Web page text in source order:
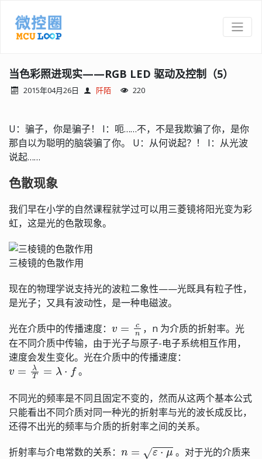
当色彩照进现实——RGB LED 驱动及控制（5）
2015年04月26日 阡陌 220
U：骗子，你是骗子！ I：呃……不，不是我欺骗了你，是你
那自以为聪明的脑袋骗了你。 U：从何说起？！ I：从光波
说起……
色散现象
我们早在小学的自然课程就学过可以用三菱镜将阳光变为彩
虹，这是光的色散现象。
三棱镜的色散作用
现在的物理学说支持光的波粒二象性——光既具有粒子性，
是光子；又具有波动性，是一种电磁波。
光在介质中的传播速度：
，n 为介质的折射率。光
在不同介质中传输，由于光子与原子-电子系统相互作用，
速度会发生变化。光在介质中的传播速度：
v=λT=λ⋅f
。
不同光的频率是不同且固定不变的，然而从这两个基本公式
只能看出不同介质对同一种光的折射率与光的波长成反比，
还得不出光的频率与介质的折射率之间的关系。
折射率与介电常数的关系：
。对于光的介质来